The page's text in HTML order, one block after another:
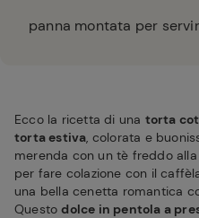
panna montata per
Ecco la ricetta di una torta
torta estiva, colorata e
merenda con un tè freddo
per fare colazione con il
una bella cenetta romantica
Questodolce in pentola a